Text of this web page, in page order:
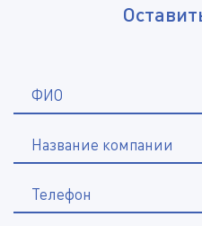
ФИО
Название компании
Телефон